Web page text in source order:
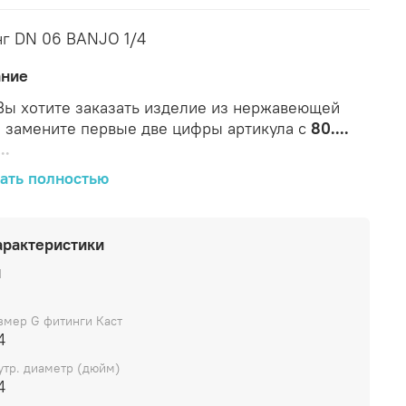
DN 06 BANJO 1/4
хотите заказать изделие из нержавеющей
замените первые две цифры артикула с 80....
Бренд D1
полностью
G фитинги Каст
диаметр (дюйм)